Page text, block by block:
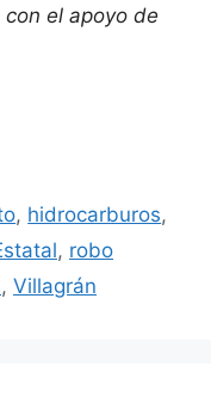
el apoyo de
, hidrocarburos,
, robo
, Villagrán